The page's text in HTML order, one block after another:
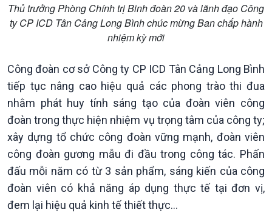
Văn hoá & Du lịch
Tin Văn hoá & Du lịch
Câu chuyện Thể thao
Multimedia
Ảnh
Video
Infographic
Thủ trưởng Phòng Chính trị Binh đoàn 20 và lãnh đạo Công
ty CP ICD Tân Cảng Long Bình chúc mừng Ban chấp hành
nhiệm kỳ mới
Công đoàn cơ sở Công ty CP ICD Tân Cảng Long Bình
tiếp tục nâng cao hiệu quả các phong trào thi đua
nhằm phát huy tính sáng tạo của đoàn viên công
đoàn trong thực hiện nhiệm vụ trọng tâm của công ty;
xây dựng tổ chức công đoàn vững mạnh, đoàn viên
công đoàn gương mẫu đi đầu trong công tác. Phấn
đấu mỗi năm có từ 3 sản phẩm, sáng kiến của công
đoàn viên có khả năng áp dụng thực tế tại đơn vị,
đem lại hiệu quả kinh tế thiết thực...